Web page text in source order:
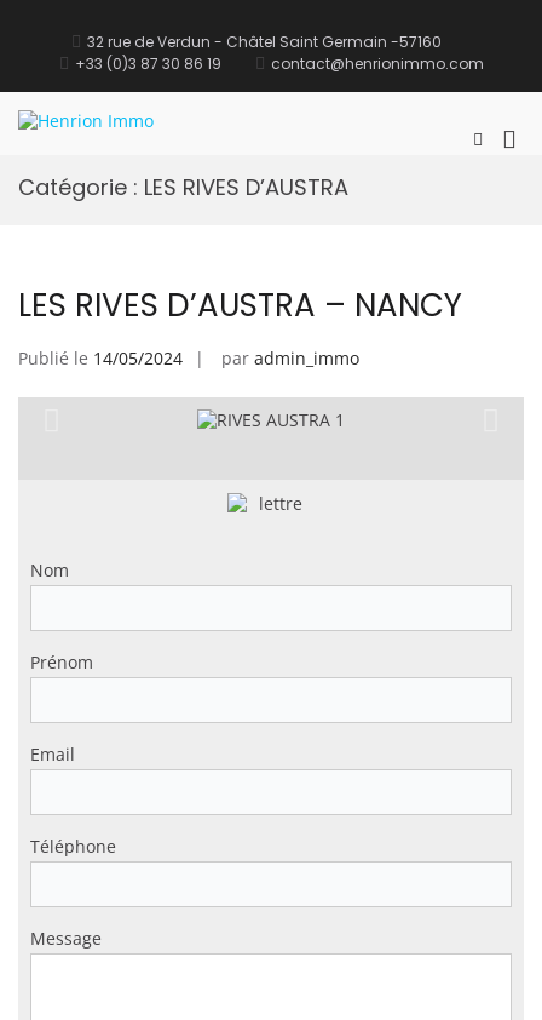
32 rue de Verdun - Châtel Saint Germain -57160
+33 (0)3 87 30 86 19
contact@henrionimmo.com
Catégorie : LES RIVES D’AUSTRA
LES RIVES D’AUSTRA – NANCY
Publié le 14/05/2024 par admin_immo
Nom
Prénom
Email
Téléphone
Message